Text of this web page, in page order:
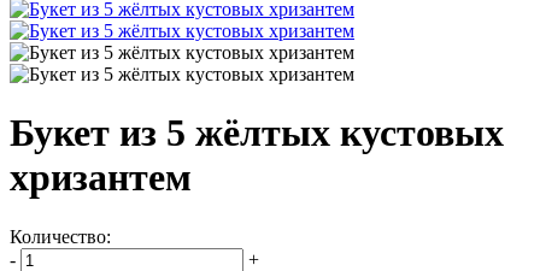
Букет из 5 жёлтых кустовых
хризантем
Количество:
-
+